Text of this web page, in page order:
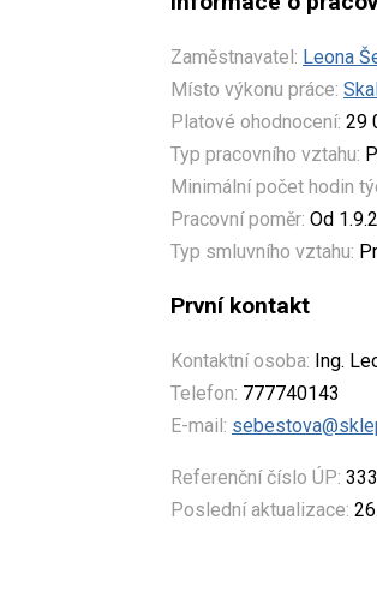
Zaměstnavatel: Leona
Místo výkonu práce:
Platové ohodnocení: 29
Typ pracovního vztahu:
Minimální počet hodin
Pracovní poměr: Od
Typ smluvního vztahu:
První kontakt
Kontaktní osoba: Ing.
Telefon: 777740143
E-mail:
Referenční číslo ÚP:
Poslední aktualizace: